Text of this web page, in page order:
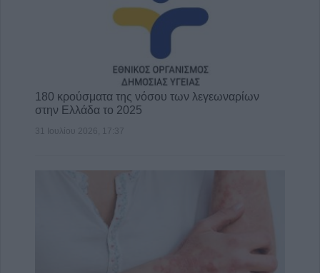
180 κρούσματα της νόσου των λεγεωναρίων
στην Ελλάδα το 2025
31 Ιουλίου 2026, 17:37